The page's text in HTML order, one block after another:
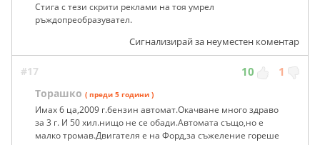
Стига с тези скрити реклами на тоя умрел
ръждопреобразувател.
Сигнализирай за неуместен коментар
#17 10 1
Торашко ( преди 5 години )
Имах 6 ца,2009 г.бензин автомат.Окачване много здраво
за 3 г. И 50 хил.нищо не се обади.Автомата също,но е
малко тромав.Двигателя е на Форд,за съжеление гореше